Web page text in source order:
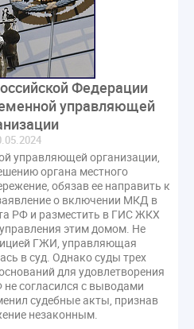
МКД
Вебинар
по строительству и ЖКХ
Пени за ЖКУ
РФ
ЖКУ
Правила
ГОСТ
РФ
ВДГО
ВКГО
Сергей Пахомов
управления МКД
проверки
Интервью
УК
дума
имущество
Федерации
управляющей
управляющей организации,
органа местного
обязав ее направить к
о включении МКД в
РФ и разместить в ГИС ЖКХ
этим домом. Не
ГЖИ, управляющая
в суд. Однако суды трех
для удовлетворения
согласился с выводами
судебные акты, признав
незаконным.